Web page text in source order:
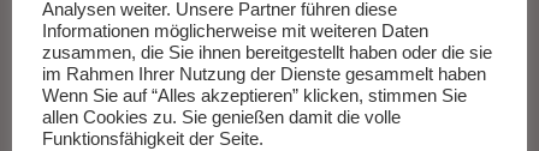
Tagebuch eines sentimentalen Killers
a.d. chil. Spanisch v. Willi Zurbrüggen
Kampa Verlag, Zürich 2020
bei amazon kaufen
Bei Thalia kaufen oder für den Tolino
Analysen weiter. Unsere Partner führen diese
Informationen möglicherweise mit weiteren Daten
zusammen, die Sie ihnen bereitgestellt haben oder die sie
im Rahmen Ihrer Nutzung der Dienste gesammelt haben
Wenn Sie auf “Alles akzeptieren” klicken, stimmen Sie
allen Cookies zu. Sie genießen damit die volle
Funktionsfähigkeit der Seite.